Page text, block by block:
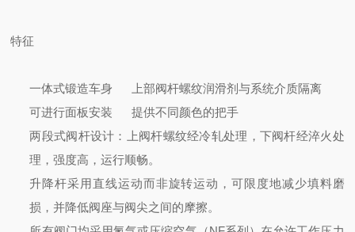
特征
一体式锻造车身
上部阀杆螺纹润滑剂与系统介质隔离
可进行面板安装
提供不同颜色的把手
两段式阀杆设计：上阀杆螺纹经冷轧处理，下阀杆经淬火处
理，强度高，运行顺畅。
升降杆采用直线运动而非旋转运动，可限度地减少填料磨
损，并降低阀座与阀尖之间的摩擦。